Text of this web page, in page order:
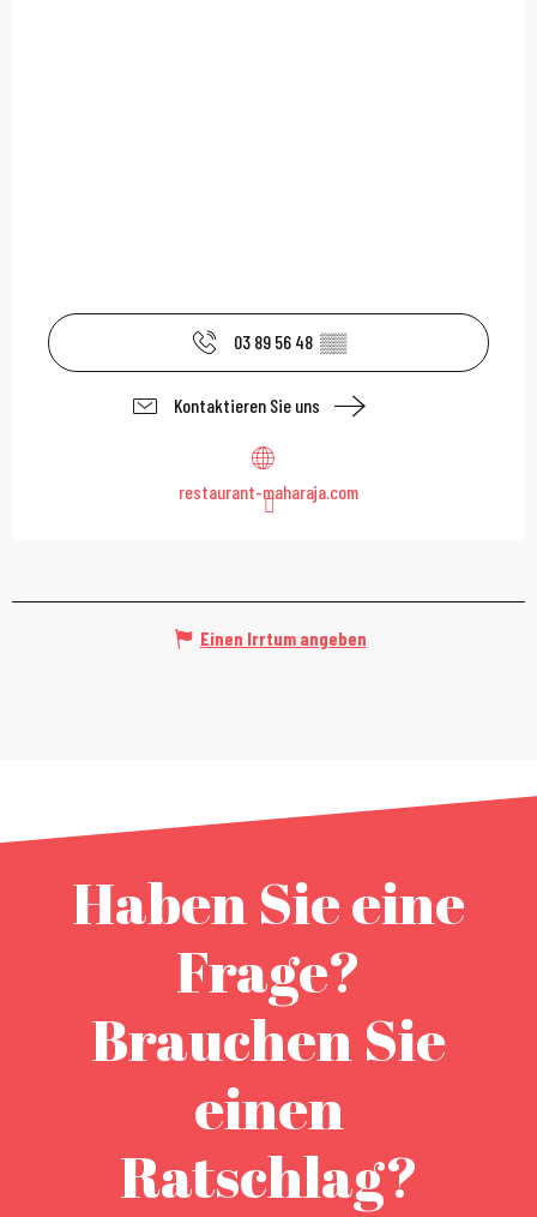
03 89 56 48 ▒▒
Kontaktieren Sie uns
restaurant-maharaja.com
Einen Irrtum angeben
Haben Sie eine
Frage?
Brauchen Sie
einen
Ratschlag?